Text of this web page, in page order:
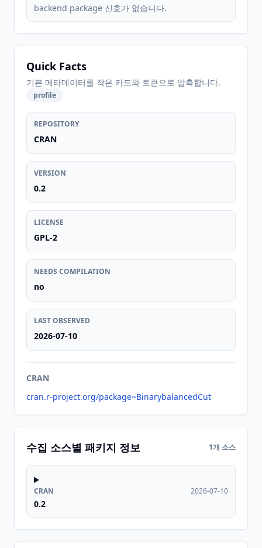
backend package 신호가 없습니다.
Quick Facts
기본 메타데이터를 작은 카드와 토큰으로 압축합니다.
profile
REPOSITORY
CRAN
VERSION
0.2
LICENSE
GPL-2
NEEDS COMPILATION
no
LAST OBSERVED
2026-07-10
CRAN
cran.r-project.org/package=BinarybalancedCut
수집 소스별 패키지 정보 1개 소스
CRAN
0.2
2026-07-10